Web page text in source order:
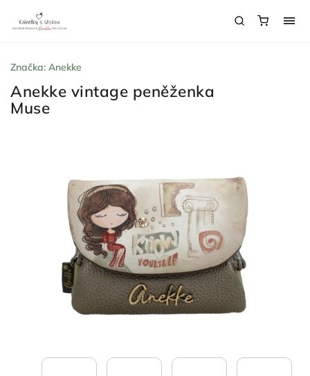
Anekke vintage peněženka
Muse
Značka: Anekke